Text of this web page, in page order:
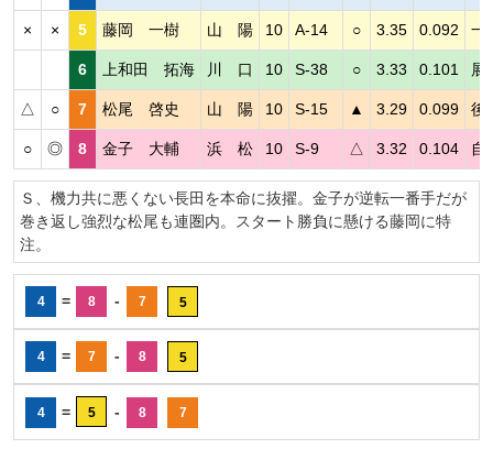
× × 5 藤岡 一樹 山 陽 10 A-14 ○ 3.35 0.092 一
6 上和田 拓海 川 口 10 S-38 ○ 3.33 0.101 展
△ ○ 7 松尾 啓史 山 陽 10 S-15 ▲ 3.29 0.099 後
○ ◎ 8 金子 大輔 浜 松 10 S-9 △ 3.32 0.104 自
Ｓ、機力共に悪くない長田を本命に抜擢。金子が逆転一番手だが
巻き返し強烈な松尾も連圏内。スタート勝負に懸ける藤岡に特
注。
4 = 8 - 7 5
4 = 7 - 8 5
4 = 5 - 8 7